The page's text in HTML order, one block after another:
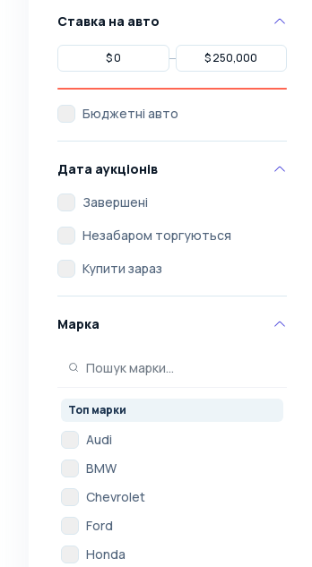
Ставка на авто
Бюджетні авто
Дата аукціонів
Завершені
Незабаром торгуються
Купити зараз
Марка
Топ марки
Audi
BMW
Chevrolet
Ford
Honda